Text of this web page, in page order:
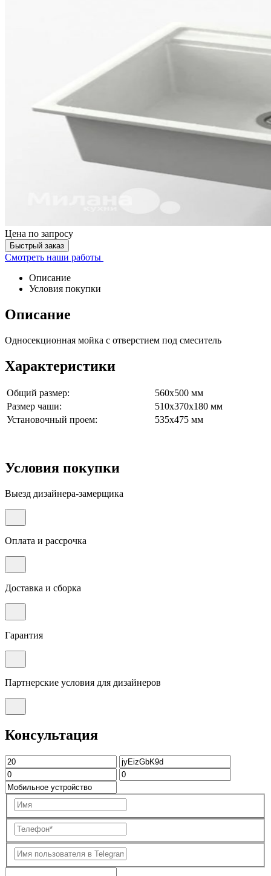
Цена по запросу
Быстрый заказ
Смотреть наши работы
Описание
Условия покупки
Описание
Односекционная мойка с отверстием под смеситель
Характеристики
Общий размер:
560х500 мм
Размер чаши:
510х370х180 мм
Установочный проем:
535х475 мм
Условия покупки
Выезд дизайнера-замерщика
Оплата и рассрочка
Доставка и сборка
Гарантия
Партнерские условия для дизайнеров
Консультация